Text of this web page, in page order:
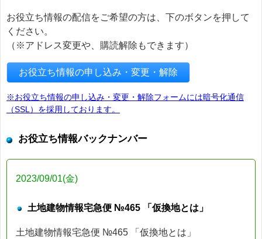
お役立ち情報の配信をご希望の方は、下のボタンを押して
ください。
（※アドレス変更や、購読解除もできます）
お役立ち情報の申し込み・変更・解除
※お役立ち情報の申し込み・変更・解除フォームには暗号化通信
（SSL）を採用しております。
お役立ち情報バックナンバー
2023/09/01(金)
土地建物情報宅急便 №465 「仮換地とは」
土地建物情報宅急便 №465 「仮換地とは」